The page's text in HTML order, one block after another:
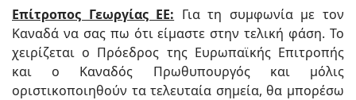
Επίτροπος Γεωργίας ΕΕ: Για τη συμφωνία με τον
Καναδά να σας πω ότι είμαστε στην τελική φάση. Το
χειρίζεται ο Πρόεδρος της Ευρωπαϊκής Επιτροπής
και ο Καναδός Πρωθυπουργός και μόλις
οριστικοποιηθούν τα τελευταία σημεία, θα μπορέσω